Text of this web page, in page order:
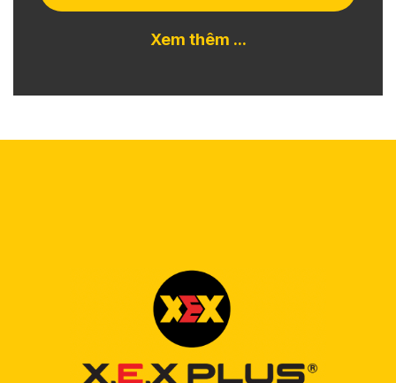
Xem thêm ...